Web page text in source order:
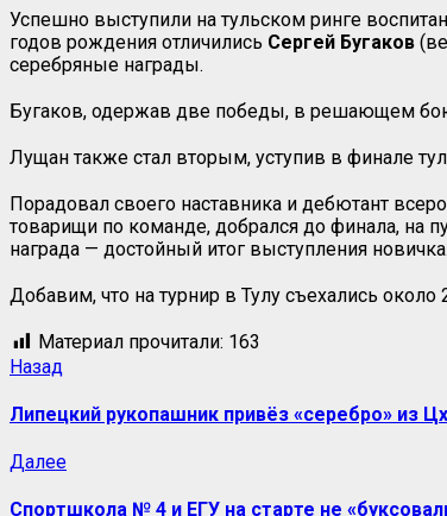
Успешно выступили на тульском ринге
годов рождения отличились Сергей Бугаков
серебряные награды.
Бугаков, одержав две победы, в решающем
Лущан также стал вторым, уступив в финале
Порадовал своего наставника и дебютант
товарищи по команде, добрался до финала, на
награда — достойный итог выступления новичка.
Добавим, что на турнир в Тулу съехались
Материал прочитали: 163
Назад
Липецкий рукопашник привёз «серебро» из
Далее
Спортшкола № 4 и ЕГУ на старте не